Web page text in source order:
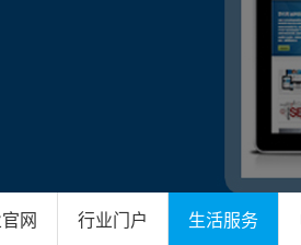
网 行业门户 生活服务